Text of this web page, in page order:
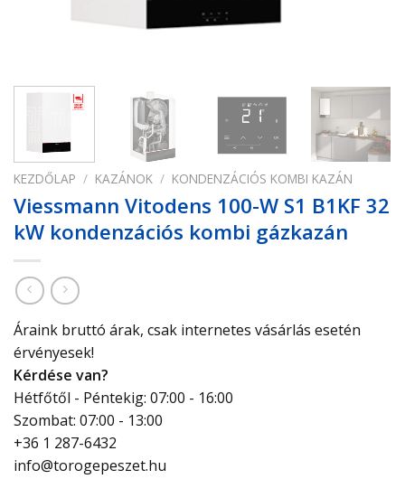
KEZDŐLAP / KAZÁNOK / KONDENZÁCIÓS KOMBI KAZÁN
Viessmann Vitodens 100-W S1 B1KF 32
kW kondenzációs kombi gázkazán
Áraink bruttó árak, csak internetes vásárlás esetén
érvényesek!
Kérdése van?
Hétfőtől - Péntekig: 07:00 - 16:00
Szombat: 07:00 - 13:00
+36 1 287-6432
info@torogepeszet.hu